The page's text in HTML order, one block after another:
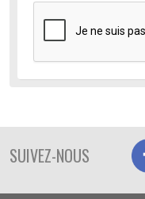
SUIVEZ-NOUS